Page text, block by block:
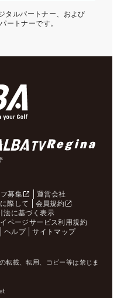
タルパートナー、および
ートナーです。
募集
運営会社
際して
会員規約
法に基づく表示
ページサービス利用規約
ヘルプ サイトマップ
転載、転用、コピー等は禁じま